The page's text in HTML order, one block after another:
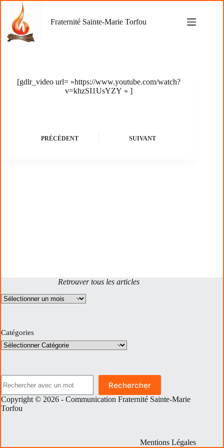
contenu
Fraternité Sainte-Marie Torfou
[gdlr_video url= »https://www.youtube.com/watch?
v=khzSI1UsYZY » ]
PRÉCÉDENT SUIVANT
Retrouver tous les articles
Archives
Catégories
Rechercher
Copyright © 2026 - Communication Fraternité Sainte-Marie
Torfou
Mentions Légales